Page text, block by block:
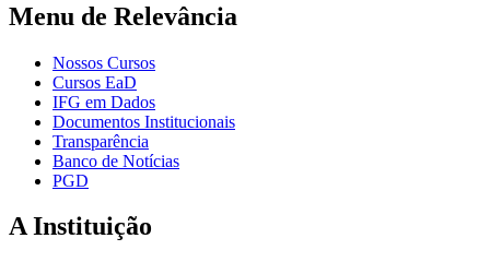
Menu de Relevância
Nossos Cursos
Cursos EaD
IFG em Dados
Documentos Institucionais
Transparência
Banco de Notícias
PGD
A Instituição